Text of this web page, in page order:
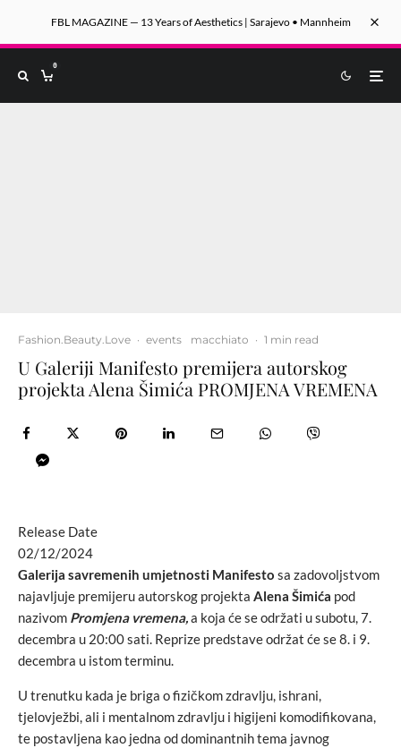
FBL MAGAZINE — 13 Years of Aesthetics | Sarajevo • Mannheim
0
Fashion.Beauty.Love · events macchiato · 1 min read
U Galeriji Manifesto premijera autorskog
projekta Alena Šimića PROMJENA VREMENA
Release Date
02/12/2024
Galerija savremenih umjetnosti Manifesto sa zadovoljstvom
najavljuje premijeru autorskog projekta Alena Šimića pod
nazivom Promjena vremena,a koja će se održati u subotu, 7.
decembra u 20:00 sati. Reprize predstave održat će se 8. i 9.
decembra u istom terminu.
U trenutku kada je briga o fizičkom zdravlju, ishrani,
tjelovježbi, ali i mentalnom zdravlju i higijeni komodifikovana,
te postavljena kao jedna od dominantnih tema javnog